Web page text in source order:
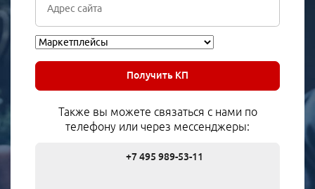
Получить КП
Также вы можете связаться с нами по
телефону или через мессенджеры:
+7 495 989-53-11